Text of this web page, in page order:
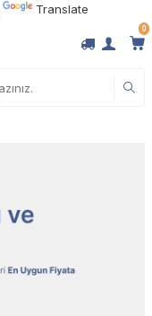
Translate
0